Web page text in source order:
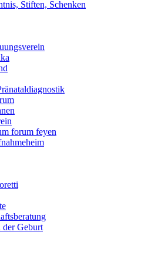
Stiften, Schenken
forum feyen
der Geburt